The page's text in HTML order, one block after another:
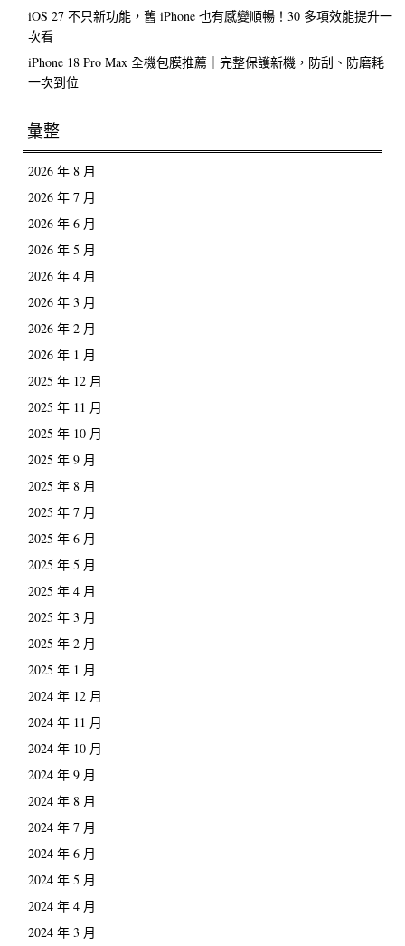
iOS 27 不只新功能，舊 iPhone 也有感變順暢！30 多項效能提升一
次看
iPhone 18 Pro Max 全機包膜推薦｜完整保護新機，防刮、防磨耗
一次到位
彙整
2026 年 8 月
2026 年 7 月
2026 年 6 月
2026 年 5 月
2026 年 4 月
2026 年 3 月
2026 年 2 月
2026 年 1 月
2025 年 12 月
2025 年 11 月
2025 年 10 月
2025 年 9 月
2025 年 8 月
2025 年 7 月
2025 年 6 月
2025 年 5 月
2025 年 4 月
2025 年 3 月
2025 年 2 月
2025 年 1 月
2024 年 12 月
2024 年 11 月
2024 年 10 月
2024 年 9 月
2024 年 8 月
2024 年 7 月
2024 年 6 月
2024 年 5 月
2024 年 4 月
2024 年 3 月